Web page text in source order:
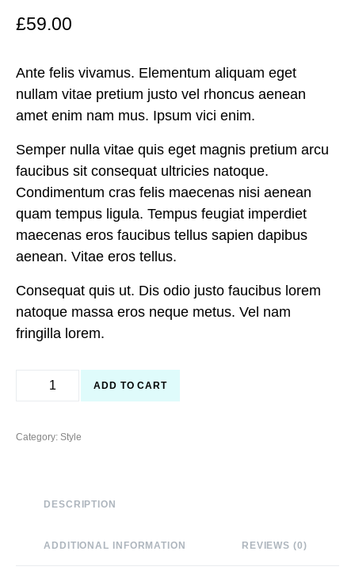
£59.00
Ante felis vivamus. Elementum aliquam eget
nullam vitae pretium justo vel rhoncus aenean
amet enim nam mus. Ipsum vici enim.
Semper nulla vitae quis eget magnis pretium arcu
faucibus sit consequat ultricies natoque.
Condimentum cras felis maecenas nisi aenean
quam tempus ligula. Tempus feugiat imperdiet
maecenas eros faucibus tellus sapien dapibus
aenean. Vitae eros tellus.
Consequat quis ut. Dis odio justo faucibus lorem
natoque massa eros neque metus. Vel nam
fringilla lorem.
ADD TO CART
Category: Style
DESCRIPTION
ADDITIONAL INFORMATION REVIEWS (0)